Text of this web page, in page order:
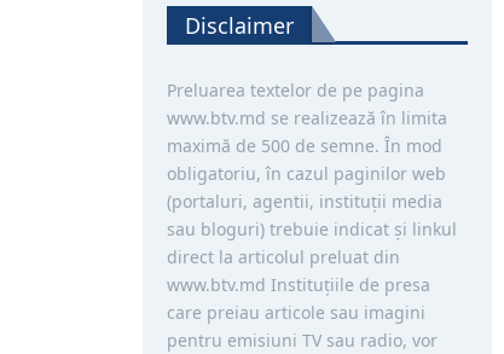
Disclaimer
Preluarea textelor de pe pagina
www.btv.md se realizează în limita
maximă de 500 de semne. În mod
obligatoriu, în cazul paginilor web
(portaluri, agentii, instituţii media
sau bloguri) trebuie indicat şi linkul
direct la articolul preluat din
www.btv.md Instituţiile de presa
care preiau articole sau imagini
pentru emisiuni TV sau radio, vor